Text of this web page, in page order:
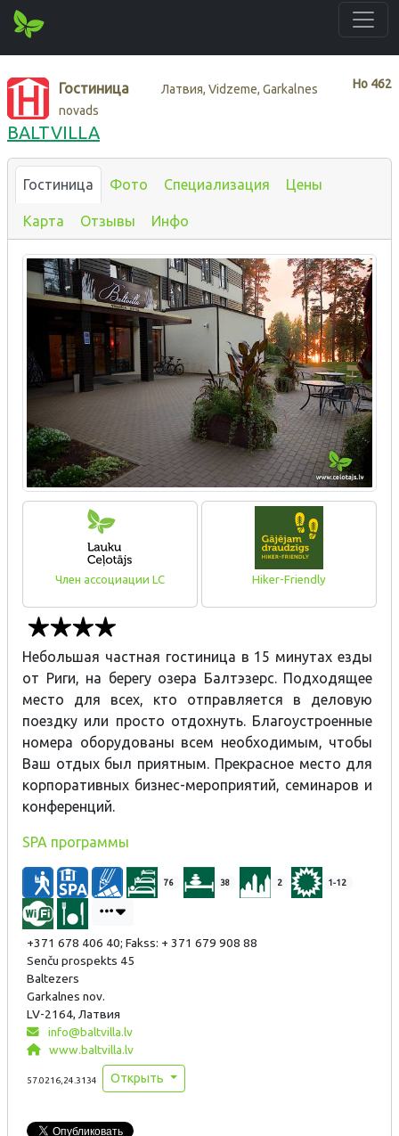
Нo 462
Гостиница
Латвия, Vidzeme, Garkalnes
novads
BALTVILLA
Гостиница Фото Специализация Цены
Карта Отзывы Инфо
Член ассоциации LC Hiker-Friendly
Небольшая частная гостиница в 15 минутах езды
от Риги, на берегу озера Балтэзерс. Подходящее
место для всех, кто отправляется в деловую
поездку или просто отдохнуть. Благоустроенные
номера оборудованы всем необходимым, чтобы
Ваш отдых был приятным. Прекрасное место для
корпоративных бизнес-мероприятий, семинаров и
конференций.
SPA программы
76 38 2 1-12
+371 678 406 40; Fakss: + 371 679 908 88
Senču prospekts 45
Baltezers
Garkalnes nov.
LV-2164, Латвия
info@baltvilla.lv
www.baltvilla.lv
57.0216,24.3134 Открыть